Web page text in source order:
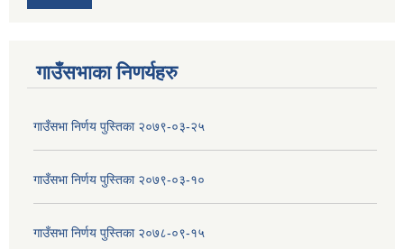
गाउँसभाका निणर्यहरु
गाउँसभा निर्णय पुस्तिका २०७९-०३-२५
गाउँसभा निर्णय पुस्तिका २०७९-०३-१०
गाउँसभा निर्णय पुस्तिका २०७८-०९-१५